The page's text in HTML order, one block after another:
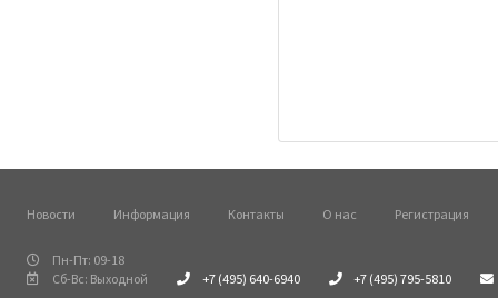
Новости Информация Контакты О нас Регистрация
Пн-Пт: 09-18
Сб-Вс: Выходной
+7 (495) 640-6940 +7 (495) 795-5810